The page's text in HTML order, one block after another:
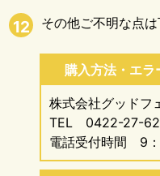
12 その他ご不明な点は
購入方法・エ
株式会社グッドフ
TEL 0422-27-
電話受付時間 9